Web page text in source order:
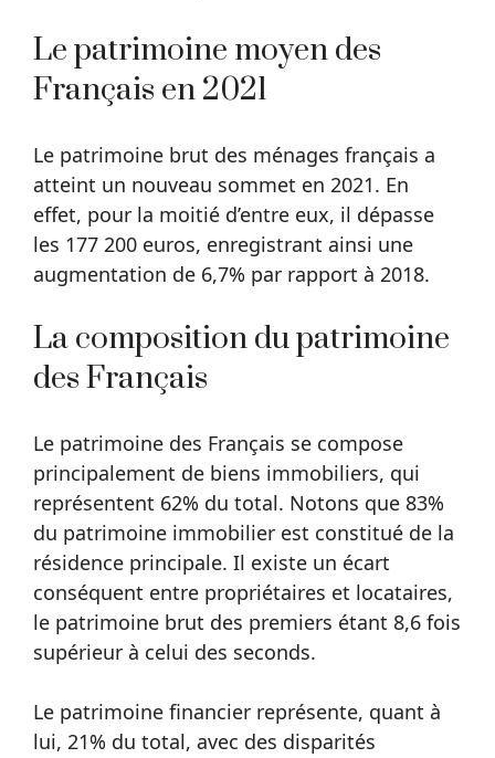
Le patrimoine moyen des
Français en 2021
Le patrimoine brut des ménages français a
atteint un nouveau sommet en 2021. En
effet, pour la moitié d’entre eux, il dépasse
les 177 200 euros, enregistrant ainsi une
augmentation de 6,7% par rapport à 2018.
La composition du patrimoine
des Français
Le patrimoine des Français se compose
principalement de biens immobiliers, qui
représentent 62% du total. Notons que 83%
du patrimoine immobilier est constitué de la
résidence principale. Il existe un écart
conséquent entre propriétaires et locataires,
le patrimoine brut des premiers étant 8,6 fois
supérieur à celui des seconds.
Le patrimoine financier représente, quant à
lui, 21% du total, avec des disparités